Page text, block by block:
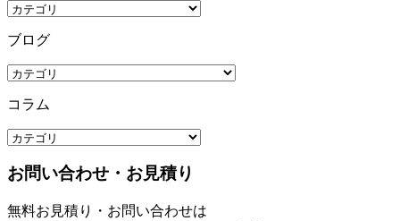
ブログ
コラム
お問い合わせ・お見積り
無料お見積り・お問い合わせは